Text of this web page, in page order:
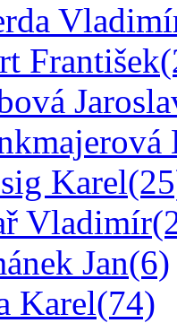
František
Karel
Vladimír
Jan(6)
Karel(74)